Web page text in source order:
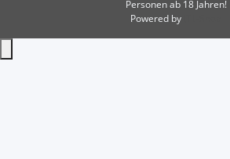
Personen ab 18 Jahren!
Powered by